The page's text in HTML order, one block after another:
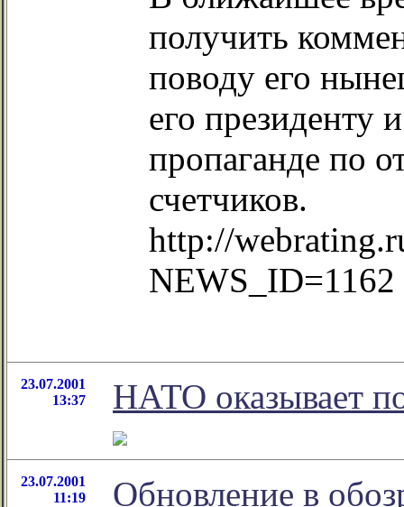
получить
поводу его
его президенту
пропаганде по
счетчиков.
http://
NEWS_ID=1162
23.07.2001
13:37
НАТО оказывает
23.07.2001
11:19
Обновление в